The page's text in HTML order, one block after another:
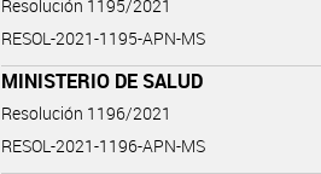
Resolución 1195/2021
RESOL-2021-1195-APN-MS
MINISTERIO DE SALUD
Resolución 1196/2021
RESOL-2021-1196-APN-MS